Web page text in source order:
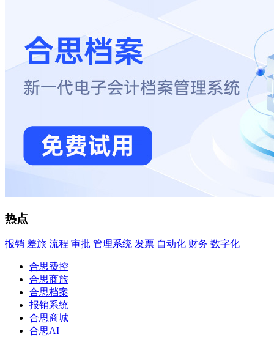
热点
报销 差旅 流程 审批 管理系统 发票 自动化 财务 数字化
合思费控
合思商旅
合思档案
报销系统
合思商城
合思AI